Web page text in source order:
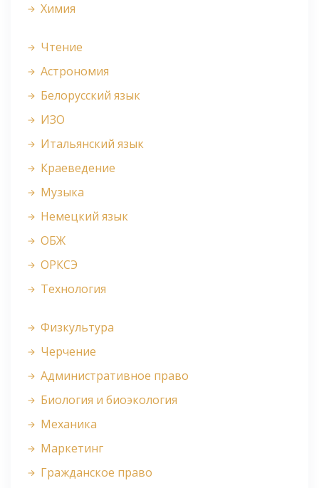
Химия
Чтение
Астрономия
Белорусский язык
ИЗО
Итальянский язык
Краеведение
Музыка
Немецкий язык
ОБЖ
ОРКСЭ
Технология
Физкультура
Черчение
Административное право
Биология и биоэкология
Механика
Маркетинг
Гражданское право